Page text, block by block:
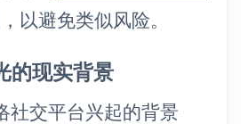
以避免类似风险。
的现实背景
社交平台兴起的背景